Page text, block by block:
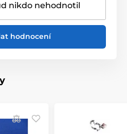
nikdo nehodnotil
hodnocení